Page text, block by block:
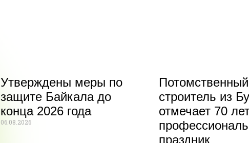
Утверждены меры по
защите Байкала до
конца 2026 года
06.08.2026
Потомственный
строитель из
отмечает 70
праздник